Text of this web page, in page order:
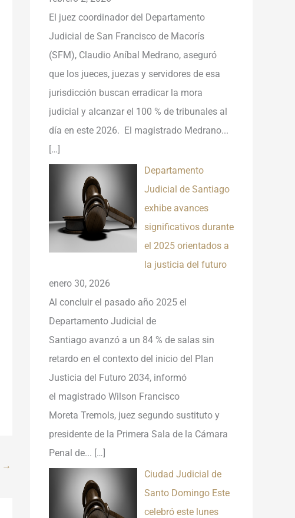
→
El juez coordinador del Departamento
Judicial de San Francisco de Macorís
(SFM), Claudio Aníbal Medrano, aseguró
que los jueces, juezas y servidores de esa
jurisdicción buscan erradicar la mora
judicial y alcanzar el 100 % de tribunales al
día en este 2026. El magistrado Medrano...
[…]
Departamento
Judicial de Santiago
exhibe avances
significativos durante
el 2025 orientados a
la justicia del futuro
enero 30, 2026
Al concluir el pasado año 2025 el
Departamento Judicial de
Santiago avanzó a un 84 % de salas sin
retardo en el contexto del inicio del Plan
Justicia del Futuro 2034, informó
el magistrado Wilson Francisco
Moreta Tremols, juez segundo sustituto y
presidente de la Primera Sala de la Cámara
Penal de... […]
Ciudad Judicial de
Santo Domingo Este
celebró este lunes